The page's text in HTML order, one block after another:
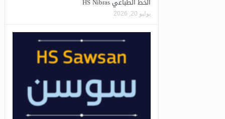
يوليو 20, 2026